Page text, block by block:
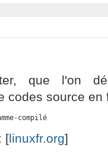
que l'on
codes source en
compilé
[linuxfr.org]